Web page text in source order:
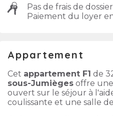
Pas de frais de
Paiement du loyer
Appartement
Cet appartement F1 de
sous-Jumièges offre
ouvert sur le séjour à
coulissante et une salle